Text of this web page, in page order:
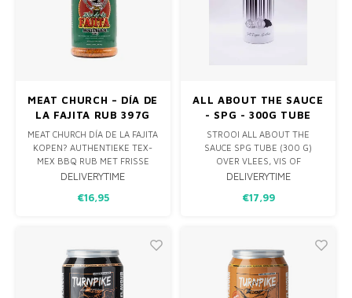
MEAT CHURCH – DÍA DE
LA FAJITA RUB 397G
MEAT CHURCH DÍA DE LA FAJITA
KOPEN? AUTHENTIEKE TEX-
MEX BBQ RUB MET FRISSE
CITRUS, KNOFLOOK EN
FAJITA’S, KIP, RUND,
DELIVERYTIME
€16,95
ALL ABOUT THE SAUCE
- SPG - 300G TUBE
STROOI ALL ABOUT THE
SAUCE SPG TUBE (300 G)
OVER VLEES, VIS OF
GROENTEN. DEZE KLASSIEKER
ZWARTE PEPER EN
HANDIGE TUBE VOOR
NAUWKEURIGE DOSERING.
DELIVERYTIME
€17,99